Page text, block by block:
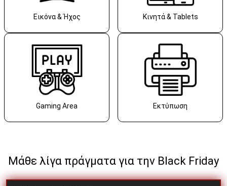
Εικόνα & Ήχος Κινητά & Tablets
Gaming Area Εκτύπωση
Μάθε λίγα πράγματα για την Black Friday